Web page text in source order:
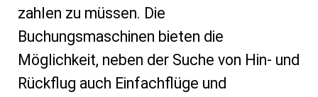
zahlen zu müssen. Die
Buchungsmaschinen bieten die
Möglichkeit, neben der Suche von Hin- und
Rückflug auch Einfachflüge und